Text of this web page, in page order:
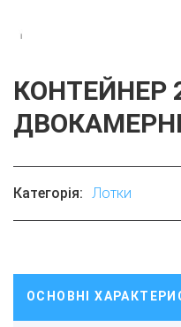
КОНТЕЙНЕР
Категорія: Лотки
ОСНОВНІ